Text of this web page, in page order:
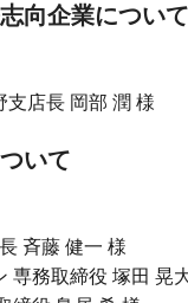
向企業について
店長 岡部 潤 様
いて
斉藤 健一 様
務取締役 塚田 晃